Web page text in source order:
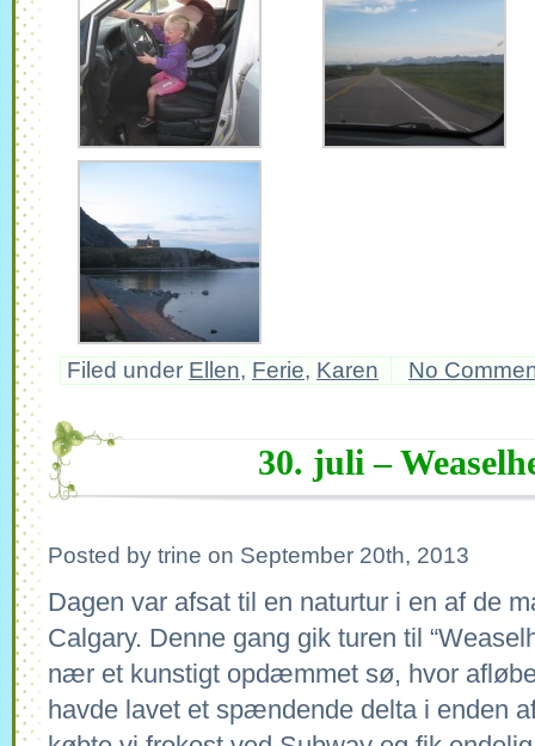
Filed under Ellen, Ferie, Karen No
30. juli –
Posted by trine on September 20th, 2013
Dagen var afsat til en naturtur i en af de
Calgary. Denne gang gik turen til
nær et kunstigt opdæmmet sø, hvor
havde lavet et spændende delta i enden